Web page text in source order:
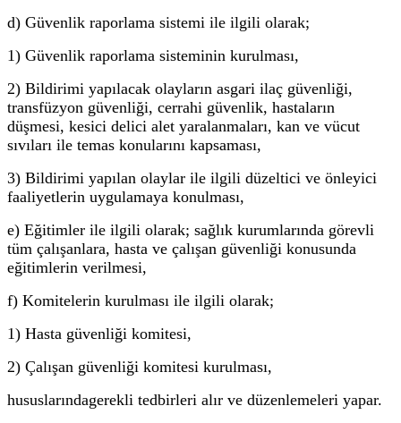
d) Güvenlik raporlama sistemi ile ilgili olarak;
1) Güvenlik raporlama sisteminin kurulması,
2) Bildirimi yapılacak olayların asgari ilaç güvenliği,
transfüzyon güvenliği, cerrahi güvenlik, hastaların
düşmesi, kesici delici alet yaralanmaları, kan ve vücut
sıvıları ile temas konularını kapsaması,
3) Bildirimi yapılan olaylar ile ilgili düzeltici ve önleyici
faaliyetlerin uygulamaya konulması,
e) Eğitimler ile ilgili olarak; sağlık kurumlarında görevli
tüm çalışanlara, hasta ve çalışan güvenliği konusunda
eğitimlerin verilmesi,
f) Komitelerin kurulması ile ilgili olarak;
1) Hasta güvenliği komitesi,
2) Çalışan güvenliği komitesi kurulması,
hususlarındagerekli tedbirleri alır ve düzenlemeleri yapar.